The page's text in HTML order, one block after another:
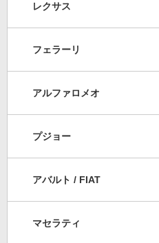
レクサス
フェラーリ
アルファロメオ
プジョー
アバルト / FIAT
マセラティ